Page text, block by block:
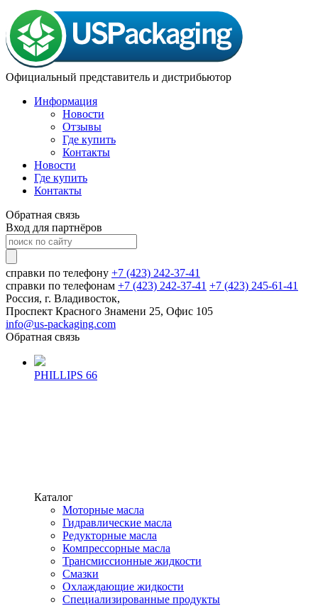
Официальный представитель и дистрибьютор
Информация
Новости
Отзывы
Где купить
Контакты
Новости
Где купить
Контакты
Обратная связь
Вход для партнёров
справки по телефону +7 (423) 242-37-41
справки по телефонам +7 (423) 242-37-41 +7 (423) 245-61-41
Россия, г. Владивосток,
Проспект Красного Знамени 25, Офис 105
info@us-packaging.com
Обратная связь
PHILLIPS 66
Каталог
Моторные масла
Гидравлические масла
Редукторные масла
Компрессорные масла
Трансмиссионные жидкости
Смазки
Охлаждающие жидкости
Специализированные продукты